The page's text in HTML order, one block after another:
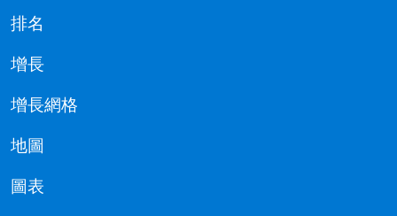
排名
增長
增長網格
地圖
圖表